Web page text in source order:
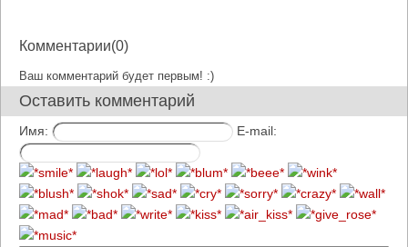
Комментарии(0)
Ваш комментарий будет первым! :)
Оставить комментарий
Имя: E-mail: